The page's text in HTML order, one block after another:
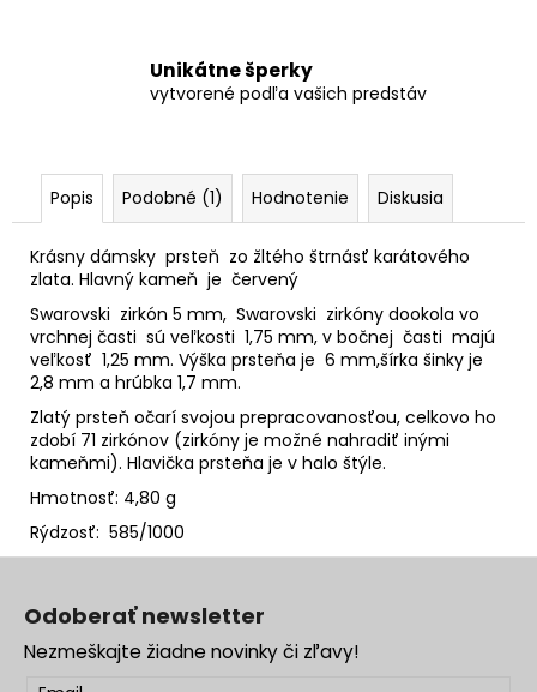
Unikátne šperky
vytvorené podľa vašich predstáv
Popis Podobné (1) Hodnotenie Diskusia
Krásny dámsky prsteň zo žltého štrnásť karátového
zlata. Hlavný kameň je červený
Swarovski zirkón 5 mm, Swarovski zirkóny dookola vo
vrchnej časti sú veľkosti 1,75 mm, v bočnej časti majú
veľkosť 1,25 mm. Výška prsteňa je 6 mm,šírka šinky je
2,8 mm a hrúbka 1,7 mm.
Zlatý prsteň očarí svojou prepracovanosťou, celkovo ho
zdobí 71 zirkónov (zirkóny je možné nahradiť inými
kameňmi). Hlavička prsteňa je v halo štýle.
Hmotnosť: 4,80 g
Rýdzosť: 585/1000
Odoberať newsletter
Nezmeškajte žiadne novinky či zľavy!